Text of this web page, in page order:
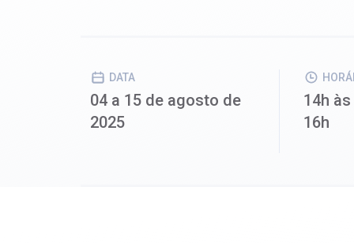
DATA
04 a 15 de agosto de
2025
14h às
16h